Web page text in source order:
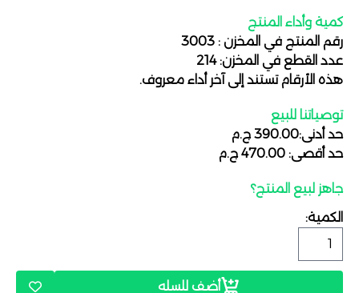
كمية وأداء المنتج
رقم المنتج في المخزن : 3003
عدد القطع في المخزن: 214
هذه الأرقام تستند إلى آخر أداء معروف.
توصياتنا للبيع
حد أدنى:390.00 ج.م
حد أقصى: 470.00 ج.م
جاهز لبيع المنتج؟
الكمية:
أضف للسله